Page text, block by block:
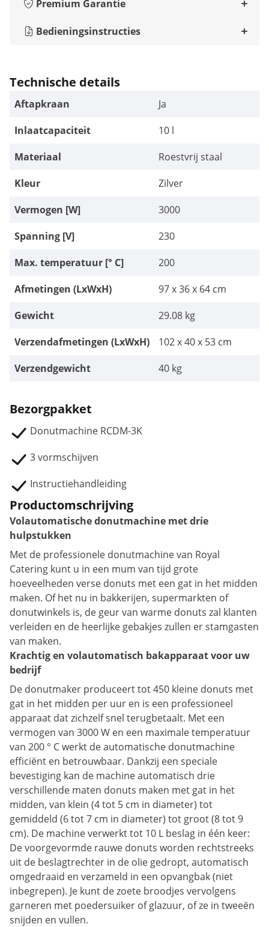
Premium Garantie
Bedieningsinstructies
Technische details
Aftapkraan
Ja
Inlaatcapaciteit
10 l
Materiaal
Roestvrij staal
Kleur
Zilver
Vermogen [W]
3000
Spanning [V]
230
Max. temperatuur [° C]
200
Afmetingen (LxWxH)
97 x 36 x 64 cm
Gewicht
29.08 kg
Verzendafmetingen (LxWxH)
102 x 40 x 53 cm
Verzendgewicht
40 kg
Bezorgpakket
Donutmachine RCDM-3K
3 vormschijven
Instructiehandleiding
Productomschrijving
Volautomatische donutmachine met drie
hulpstukken
Met de professionele donutmachine van Royal
Catering kunt u in een mum van tijd grote
hoeveelheden verse donuts met een gat in het midden
maken. Of het nu in bakkerijen, supermarkten of
donutwinkels is, de geur van warme donuts zal klanten
verleiden en de heerlijke gebakjes zullen er stamgasten
van maken.
Krachtig en volautomatisch bakapparaat voor uw
bedrijf
De donutmaker produceert tot 450 kleine donuts met
gat in het midden per uur en is een professioneel
apparaat dat zichzelf snel terugbetaalt. Met een
vermogen van 3000 W en een maximale temperatuur
van 200 ° C werkt de automatische donutmachine
efficiënt en betrouwbaar. Dankzij een speciale
bevestiging kan de machine automatisch drie
verschillende maten donuts maken met gat in het
midden, van klein (4 tot 5 cm in diameter) tot
gemiddeld (6 tot 7 cm in diameter) tot groot (8 tot 9
cm). De machine verwerkt tot 10 L beslag in één keer:
De voorgevormde rauwe donuts worden rechtstreeks
uit de beslagtrechter in de olie gedropt, automatisch
omgedraaid en verzameld in een opvangbak (niet
inbegrepen). Je kunt de zoete broodjes vervolgens
garneren met poedersuiker of glazuur, of ze in tweeën
snijden en vullen.